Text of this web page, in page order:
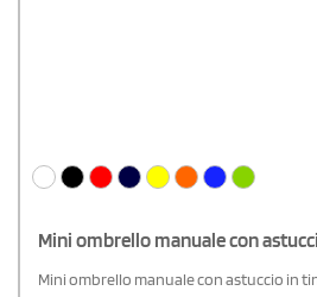
Mini ombrello manuale con
Mini ombrello manuale con astuccio in